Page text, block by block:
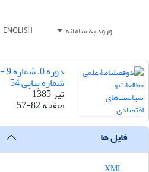
ورود به سامانه ENGLISH
دوره 0، شماره 9 -
شماره پیاپی 54
تیر 1385
صفحه57-82
فایل ها